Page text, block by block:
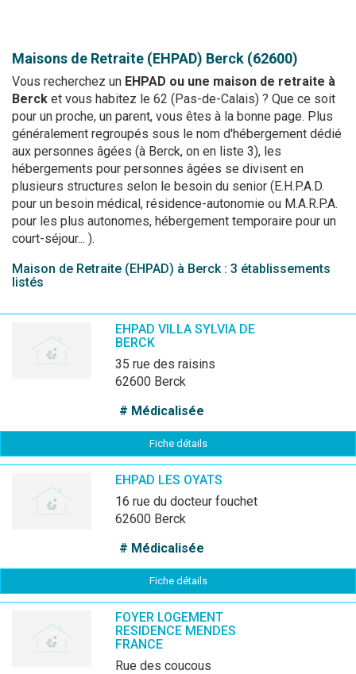
Maisons de Retraite (EHPAD) Berck (62600)
Vous recherchez un EHPAD ou une maison de retraite à
Berck et vous habitez le 62 (Pas-de-Calais) ? Que ce soit
pour un proche, un parent, vous êtes à la bonne page. Plus
généralement regroupés sous le nom d'hébergement dédié
aux personnes âgées (à Berck, on en liste 3), les
hébergements pour personnes âgées se divisent en
plusieurs structures selon le besoin du senior (E.H.P.A.D.
pour un besoin médical, résidence-autonomie ou M.A.R.P.A.
pour les plus autonomes, hébergement temporaire pour un
court-séjour... ).
Maison de Retraite (EHPAD) à Berck : 3 établissements
listés
EHPAD VILLA SYLVIA DE
BERCK
35 rue des raisins
62600 Berck
# Médicalisée
Fiche détails
EHPAD LES OYATS
16 rue du docteur fouchet
62600 Berck
# Médicalisée
Fiche détails
FOYER LOGEMENT
RESIDENCE MENDES
FRANCE
rue des coucous